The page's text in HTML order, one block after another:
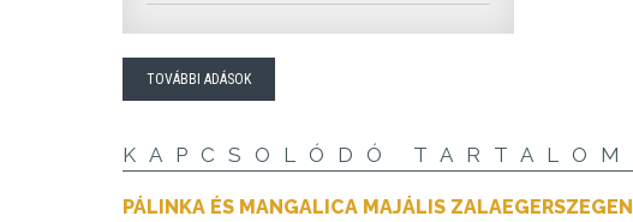
TOVÁBBI ADÁSOK
KAPCSOLÓDÓ TARTALOM
PÁLINKA ÉS MANGALICA MAJÁLIS ZALAEGERSZEGEN